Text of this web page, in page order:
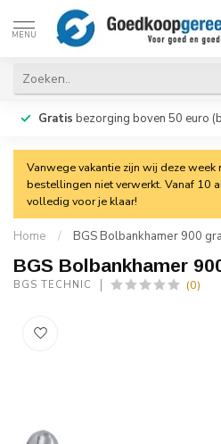
MENU
Gratis bezorging boven 50 euro
Vanwege vakantie zijn wij deze week
bestellingen niet verwerkt. Vanaf 10
volledig voor je klaar!
Home / BGS Bolbankhamer 900
BGS Bolbankhamer
BGS TECHNIC (0)